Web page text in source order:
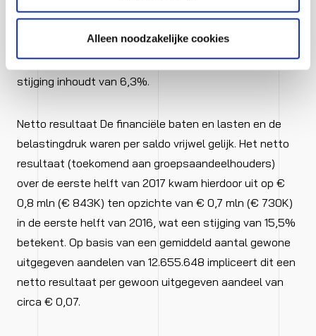
Alleen noodzakelijke cookies
Het bedrijfsresultaat is gestegen tot € 1,1 mln in het
eerste halfjaar van 2017 (euro 1.127k eerste halfjaar
2017, en euro 1.060k eerste halfjaar 2016), hetgeen een
stijging inhoudt van 6,3%.
Netto resultaat De financiële baten en lasten en de
belastingdruk waren per saldo vrijwel gelijk. Het netto
resultaat (toekomend aan groepsaandeelhouders)
over de eerste helft van 2017 kwam hierdoor uit op €
0,8 mln (€ 843K) ten opzichte van € 0,7 mln (€ 730K)
in de eerste helft van 2016, wat een stijging van 15,5%
betekent. Op basis van een gemiddeld aantal gewone
uitgegeven aandelen van 12.655.648 impliceert dit een
netto resultaat per gewoon uitgegeven aandeel van
circa € 0,07.